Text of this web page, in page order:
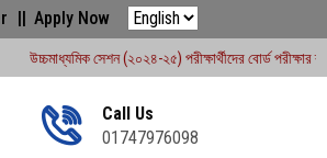
Apply Now
পরীক্ষার্থীদের বোর্ড পরীক্ষার রুটিন - ২০২৬ #
Call Us
01747976098